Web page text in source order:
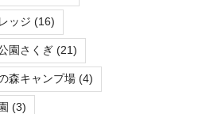
ッジ (16)
園さくぎ (21)
森キャンプ場 (4)
(3)